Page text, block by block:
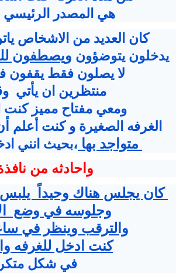
هي المصدر الرئيسي
كان العديد من الاشخاص
يدخلون يتوضؤون ويصطفون
لا يصلون فقط يقفون
منتظرين ان يأتي
ومعي مفتاح مميز كنت
الغرفه الصغيرة و كنت أعلم
متواجد بها ،بحيث انني
واحادثه من
كان يجلس هناك وحيداً
وجلوسه في وضع
والترقب وينظر في
كنت ادخل للغرفه
في شكل